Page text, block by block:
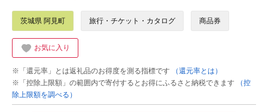
茨城県 阿見町 旅行・チケット・カタログ 商品券
お気に入り
※「還元率」とは返礼品のお得度を測る指標です
（還元率とは）
※「控除上限額」の範囲内で寄付するとお得にふるさと納税できます
（控
除上限額を調べる）